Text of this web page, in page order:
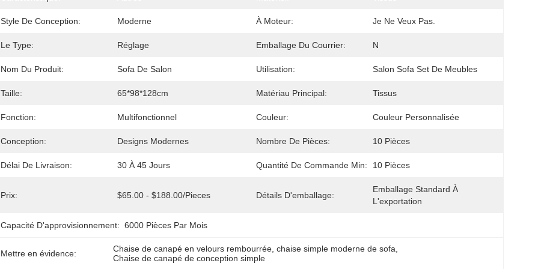
Style De Conception: Moderne À Moteur: Je Ne Veux Pas.
Le Type: Réglage Emballage Du Courrier: N
Nom Du Produit: Sofa De Salon Utilisation: Salon Sofa Set De Meubles
Taille: 65*98*128cm Matériau Principal: Tissus
Fonction: Multifonctionnel Couleur: Couleur Personnalisée
Conception: Designs Modernes Nombre De Pièces: 10 Pièces
Délai De Livraison: 30 À 45 Jours Quantité De Commande Min: 10 Pièces
Prix: $65.00 - $188.00/pieces Détails D'emballage:
Emballage Standard À
L'exportation
Capacité D'approvisionnement: 6000 Pièces Par Mois
Mettre en évidence: Chaise de canapé en velours rembourrée , chaise simple moderne de sofa
Chaise de canapé de conception simple